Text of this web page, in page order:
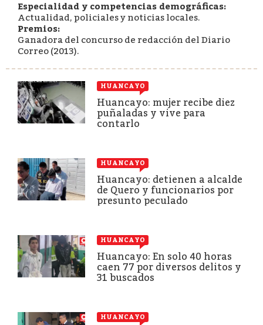
Especialidad y competencias demográficas:
Actualidad, policiales y noticias locales.
Premios:
Ganadora del concurso de redacción del Diario
Correo (2013).
HUANCAYO
Huancayo: mujer recibe diez
puñaladas y vive para
contarlo
HUANCAYO
Huancayo: detienen a alcalde
de Quero y funcionarios por
presunto peculado
HUANCAYO
Huancayo: En solo 40 horas
caen 77 por diversos delitos y
31 buscados
HUANCAYO